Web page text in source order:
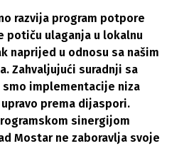
razvija program potpore
potiču ulaganja u lokalnu
naprijed u odnosu sa našim
Zahvaljujući suradnji sa
smo implementacije niza
prema dijaspori.
sinergijom
Mostar ne zaboravlja svoje